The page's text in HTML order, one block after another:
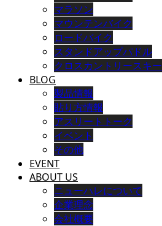
マラソン
マウンテンバイク
ロードバイク
スタンドアップパドル
クロスカントリースキー
BLOG
製品情報
貼り方情報
アスリートトーク
イベント
その他
EVENT
ABOUT US
ニューハレについて
企業理念
会社概要